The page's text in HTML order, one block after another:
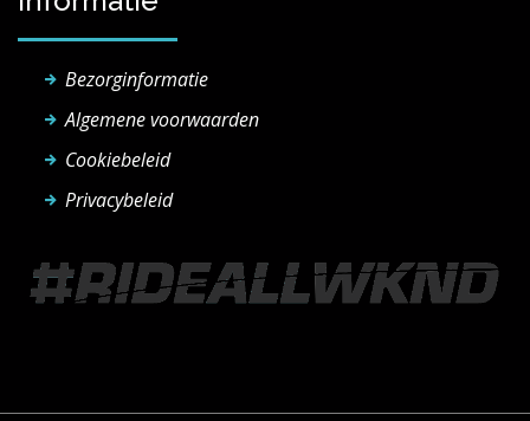
Bezorginformatie
Algemene voorwaarden
Cookiebeleid
Privacybeleid